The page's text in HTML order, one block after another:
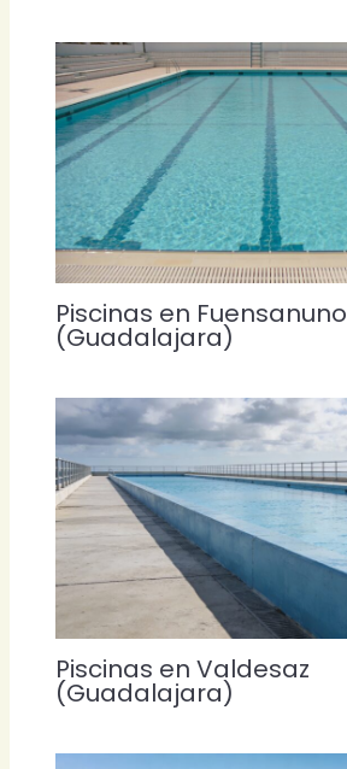
Piscinas en Fuensanuno
(Guadalajara)
Piscinas en Valdesaz
(Guadalajara)